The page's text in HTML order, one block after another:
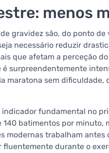
menos
gravidez são, do ponto
necessário reduzir
que afetam a perceção
surpreendentemente
maratona sem
fundamental no
batimentos por minuto,
modernas trabalham
durante o